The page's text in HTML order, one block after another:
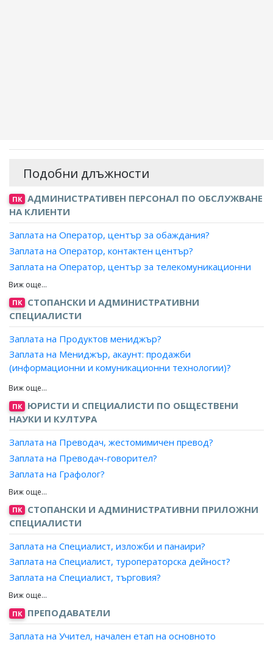
Подобни длъжности
ПК АДМИНИСТРАТИВЕН ПЕРСОНАЛ ПО ОБСЛУЖВАНЕ
НА КЛИЕНТИ
Заплата на Оператор, център за обаждания?
Заплата на Оператор, контактен център?
Заплата на Оператор, център за телекомуникационни
услуги?
Заплата на Специалист, телефон на зрителя?
Заплата на Информатор, пътническо обслужване?
ПК СТОПАНСКИ И АДМИНИСТРАТИВНИ
СПЕЦИАЛИСТИ
Заплата на Продуктов мениджър?
Заплата на Мениджър, акаунт: продажби
(информационни и комуникационни технологии)?
Заплата на Търговски представител: ИКТ?
Заплата на Агент, продажби ИКТ?
Заплата на Консултант, продажби ИКТ?
ПК ЮРИСТИ И СПЕЦИАЛИСТИ ПО ОБЩЕСТВЕНИ
НАУКИ И КУЛТУРА
Заплата на Преводач, жестомимичен превод?
Заплата на Преводач-говорител?
Заплата на Графолог?
Заплата на Етимолог?
Заплата на Лексикограф?
Заплата на Лингвист?
Заплата на Морфолог?
Заплата на Преводач?
Заплата на Преводач-редактор?
Заплата на Семасиолог?
Заплата на Филолог?
Заплата на Филолог, графолог?
Заплата на Филолог, етимолог?
ПК СТОПАНСКИ И АДМИНИСТРАТИВНИ ПРИЛОЖНИ
СПЕЦИАЛИСТИ
Заплата на Специалист, изложби и панаири?
Заплата на Специалист, туроператорска дейност?
Заплата на Специалист, търговия?
Заплата на Специалист, продажби?
Заплата на Специалист, маркетинг и реклама?
Заплата на Рекламен агент?
Заплата на Аукционер, провеждане на търгове?
ПК ПРЕПОДАВАТЕЛИ
Заплата на Учител, начален етап на основното